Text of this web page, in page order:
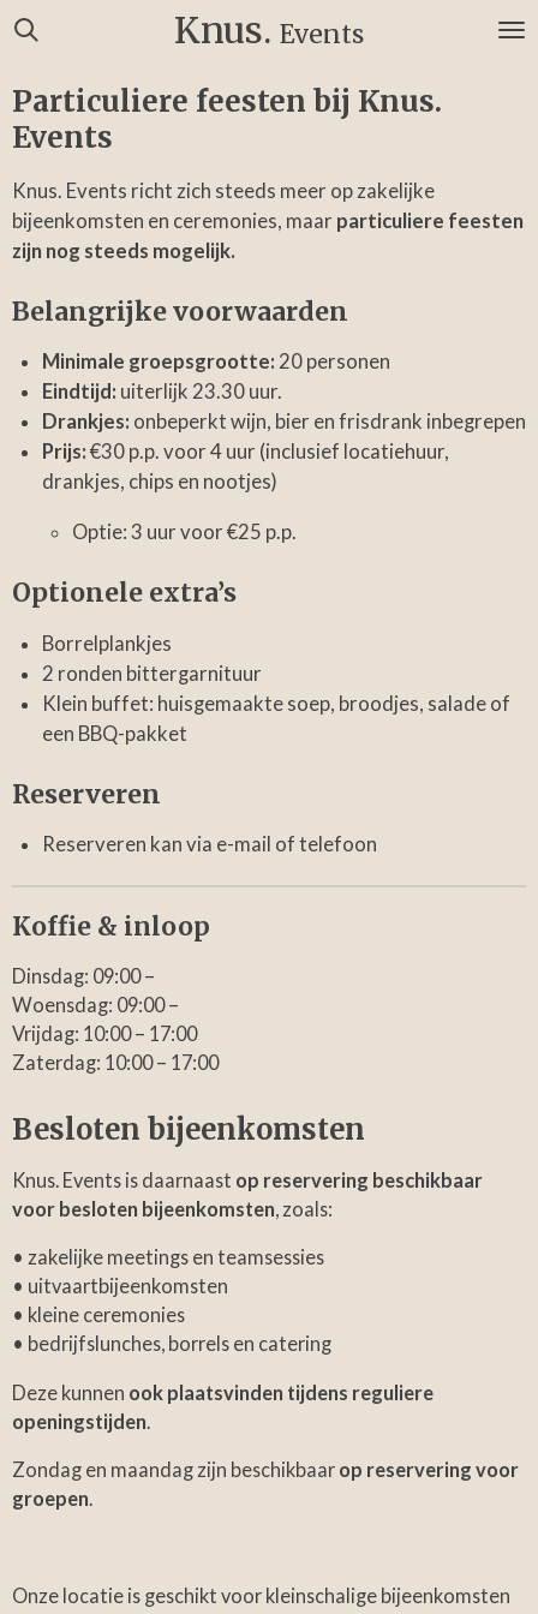
Ga
naar
de
hoofdinhoud
Knus. Events
Particuliere feesten bij Knus.
Events
Knus. Events richt zich steeds meer op zakelijke
bijeenkomsten en ceremonies, maar particuliere feesten
zijn nog steeds mogelijk.
Belangrijke voorwaarden
Minimale groepsgrootte: 20 personen
Eindtijd: uiterlijk 23.30 uur.
Drankjes: onbeperkt wijn, bier en frisdrank inbegrepen
Prijs: €30 p.p. voor 4 uur (inclusief locatiehuur,
drankjes, chips en nootjes)
Optie: 3 uur voor €25 p.p.
Optionele extra’s
Borrelplankjes
2 ronden bittergarnituur
Klein buffet: huisgemaakte soep, broodjes, salade of
een BBQ-pakket
Reserveren
Reserveren kan via e-mail of telefoon
Koffie & inloop
Dinsdag: 09:00 –
Woensdag: 09:00 –
Vrijdag: 10:00 – 17:00
Zaterdag: 10:00 – 17:00
Besloten bijeenkomsten
Knus. Events is daarnaast op reservering beschikbaar
voor besloten bijeenkomsten, zoals:
• zakelijke meetings en teamsessies
• uitvaartbijeenkomsten
• kleine ceremonies
• bedrijfslunches, borrels en catering
Deze kunnen ook plaatsvinden tijdens reguliere
openingstijden
Zondag en maandag zijn beschikbaar op reservering voor
groepen.
Onze locatie is geschikt voor kleinschalige bijeenkomsten